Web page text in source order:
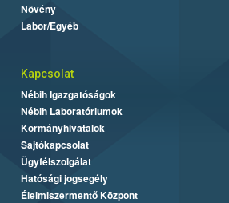
Növény
Labor/Egyéb
Kapcsolat
Nébih Igazgatóságok
Nébih Laboratóriumok
Kormányhivatalok
Sajtókapcsolat
Ügyfélszolgálat
Hatósági jogsegély
Élelmiszermentő Központ